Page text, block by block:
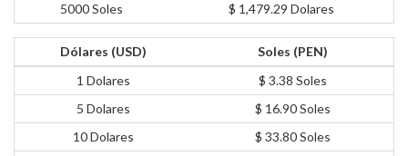
5000 Soles
$ 1,479.29 Dolares
Dólares (USD)
Soles (PEN)
1 Dolares
$ 3.38 Soles
5 Dolares
$ 16.90 Soles
10 Dolares
$ 33.80 Soles